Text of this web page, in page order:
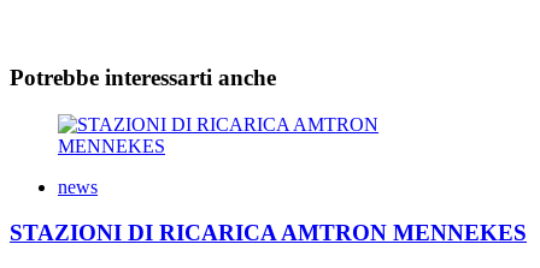
Potrebbe interessarti anche
news
STAZIONI DI RICARICA AMTRON MENNEKES